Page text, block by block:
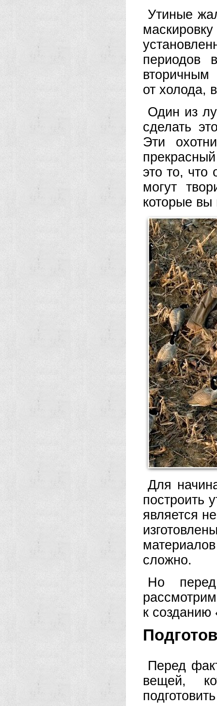
Утиные
периодов
вторичным
от холода,
Один из
сделать
Эти
это то,
могут
которые
Для
построить
является
сложно.
Но
к созданию
Перед
вещей,